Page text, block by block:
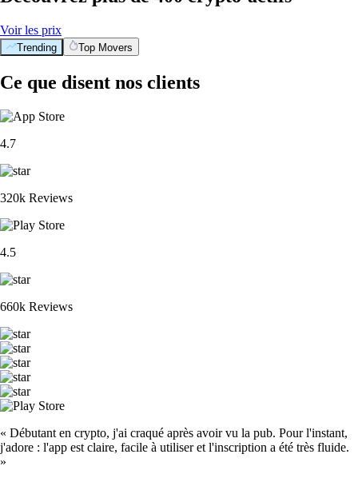
Voir les prix
Trending Top Movers
Ce que disent nos clients
4.7
320k Reviews
4.5
660k Reviews
« Débutant en crypto, j'ai craqué après avoir vu la pub. Pour l'instant,
j'adore : l'app est claire, facile à utiliser et l'inscription a été très fluide.
»